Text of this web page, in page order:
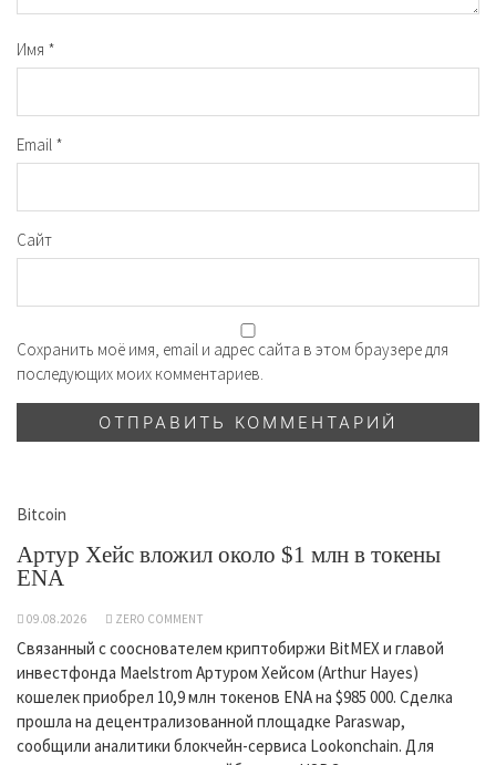
Имя *
Email *
Сайт
Сохранить моё имя, email и адрес сайта в этом браузере для
последующих моих комментариев.
Bitcoin
Артур Хейс вложил около $1 млн в токены
ENA
09.08.2026 ZERO COMMENT
Связанный с сооснователем криптобиржи BitMEX и главой
инвестфонда Maelstrom Артуром Хейсом (Arthur Hayes)
кошелек приобрел 10,9 млн токенов ENA на $985 000. Сделка
прошла на децентрализованной площадке Paraswap,
сообщили аналитики блокчейн-сервиса Lookonchain. Для